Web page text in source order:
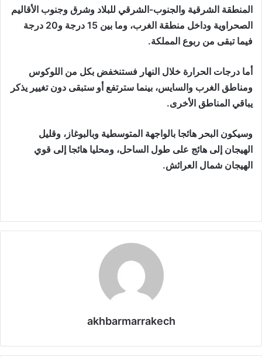
المنطقة الشرقية والجنوب-الشرقي للبلاد وشرق وجنوب الأقاليم
الصحراوية وداخل منطقة الغرب، وما بين 15 درجة و20 درجة
فيما تبقى من ربوع المملكة.
أما درجات الحرارة خلال النهار فستنخفض بكل من اللوكوس
ومناطق الغرب والسايس، بينما سترتفع أو ستبقى دون تغيير يذكر
يباقي المناطق الأخرى.
وسيكون البحر هائجا بالواجهة المتوسطية وبالبوغاز، وقليل
الهيجان إلى هائج على طول الساحل، ومحليا هائجا إلى قوي
الهيجان شمال العرائش.
akhbarmarrakech